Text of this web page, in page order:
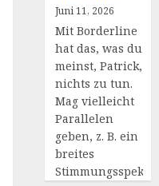
Juni 11, 2026
Mit Borderline
hat das, was du
meinst, Patrick,
nichts zu tun.
Mag vielleicht
Parallelen
geben, z. B. ein
breites